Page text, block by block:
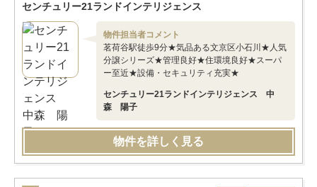
センチュリー21ランドインテリジェンス
物件担当者コメント
茗荷谷駅徒歩9分★気品ある文京区小石川★人気
分譲シリーズ★管理良好★住環境良好★スーパ
ー至近★設備・セキュリティ充実★
センチュリー21ランドインテリジェンス 中
森 陽子
物件を詳しく見る